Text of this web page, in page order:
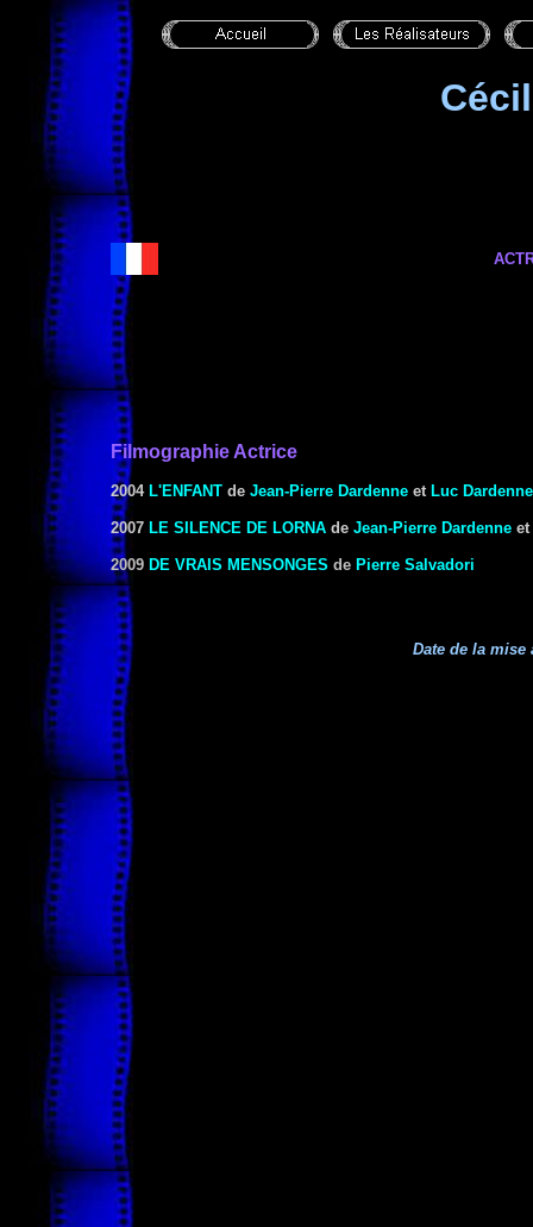
Filmographie Actrice
2004 L'ENFANT de Jean-Pierre Dardenne et Luc Dardenne
2007 LE SILENCE DE LORNA de Jean-Pierre Dardenne et
2009 DE VRAIS MENSONGES de Pierre Salvadori
Date de la